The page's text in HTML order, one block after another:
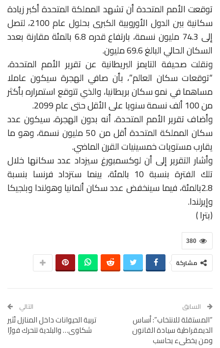
توقعت الأمم المتحدة أن تشهد المملكة المتحدة أكبر زيادة
سكانية بين الدول الأوروبية الكبرى بحلول عام 2100، لتصل
إلى 74.3 مليون نسمة، بارتفاع قدره 6.8 بالمئة مقارنة بعدد
السكان الحالي البالغ 69.6 مليون.
ونقلت صحيفة التايمز البريطانية عن تقرير الأمم المتحدة،
“توقعات سكان العالم”، بأن صافي الهجرة سيكون عاملا
مساهما في نمو سكان بريطانيا، والذي تتوقع استمراره بأكثر
من 100 ألف نسمة سنويا على الأقل حتى عام 2099.
وأضاف تقرير الأمم المتحدة، أنه بدون الهجرة، سيكون عدد
سكان المملكة المتحدة أقل من 50 مليون نسمة، وهو ما
يقارب مستويات خمسينيات القرن الماضي.
وأشار التقرير إلى أن لوكسمبورغ سيزداد عدد سكانها خلال
تلك الفترة بنسبة 10 بالمئة، بينما ستزداد فرنسا بنسبة
2.8بالمئة، فيما سينخفض عدد سكان ألمانيا وهولندا وبلجيكا
وإيرلندا.
(بترا )
380
مشاركة
السابق
“المستقلة للانتخاب”: أساس
الديمقراطية سيادة القانون
ومن يخطىء يحاسب
التالي
تربية الحيوانات داخل المنازل تُثير
شكاوى… والبلدية تتحرك فورًا